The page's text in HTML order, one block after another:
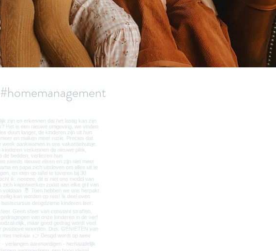
#homemanagement